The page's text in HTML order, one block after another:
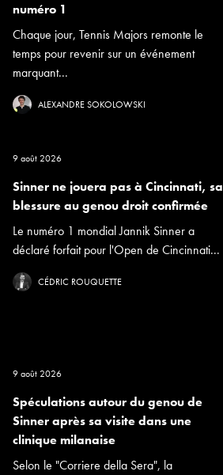
numéro 1
Chaque jour, Tennis Majors remonte le
temps pour revenir sur un événement
marquant...
ALEXANDRE SOKOLOWSKI
9 août 2026
Sinner ne jouera pas à Cincinnati, sa
blessure au genou droit confirmée
Le numéro 1 mondial Jannik Sinner a
déclaré forfait pour l'Open de Cincinnati...
CÉDRIC ROUQUETTE
9 août 2026
Spéculations autour du genou de
Sinner après sa visite dans une
clinique milanaise
Selon le "Corriere della Sera", la